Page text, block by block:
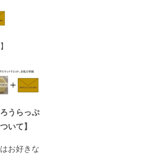
うらっぷ
いて】
お好きな